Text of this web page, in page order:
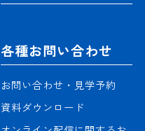
各種お問い合わせ
お問い合わせ・見学予約
資料ダウンロード